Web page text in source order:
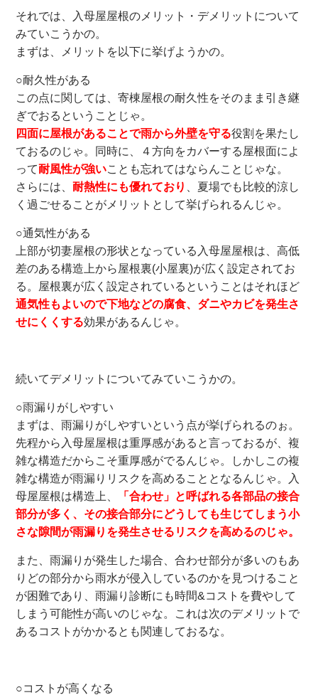
それでは、入母屋屋根のメリット・デメリットについて
みていこうかの。
まずは、メリットを以下に挙げようかの。
○耐久性がある
この点に関しては、寄棟屋根の耐久性をそのまま引き継
ぎでおるということじゃ。
四面に屋根があることで雨から外壁を守る役割を果たし
ておるのじゃ。同時に、４方向をカバーする屋根面によ
って耐風性が強いことも忘れてはならんことじゃな。
さらには、耐熱性にも優れており
、夏場でも比較的涼し
く過ごせることがメリットとして挙げられるんじゃ。
○通気性がある
上部が切妻屋根の形状となっている入母屋屋根は、高低
差のある構造上から屋根裏(小屋裏)が広く設定されてお
る。屋根裏が広く設定されているということはそれほど
通気性もよいので下地などの腐食、ダニやカビを発生さ
せにくくする効果があるんじゃ。
続いてデメリットについてみていこうかの。
○雨漏りがしやすい
まずは、雨漏りがしやすいという点が挙げられるのぉ。
先程から入母屋屋根は重厚感があると言っておるが、複
雑な構造だからこそ重厚感がでるんじゃ。しかしこの複
雑な構造が雨漏りリスクを高めることとなるんじゃ。入
母屋屋根は構造上、
「合わせ」と呼ばれる各部品の接合
部分が多く、その接合部分にどうしても生じてしまう小
さな隙間が雨漏りを発生させるリスクを高めるのじゃ。
また、雨漏りが発生した場合、合わせ部分が多いのもあ
りどの部分から雨水が侵入しているのかを見つけること
が困難であり、雨漏り診断にも時間&コストを費やして
しまう可能性が高いのじゃな。これは次のデメリットで
あるコストがかかるとも関連しておるな。
○コストが高くなる